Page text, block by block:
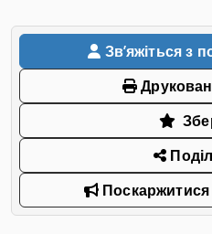
Звʼяжіться з